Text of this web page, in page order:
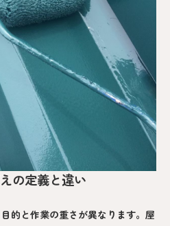
の定義と違い
的と作業の重さが異なります。屋